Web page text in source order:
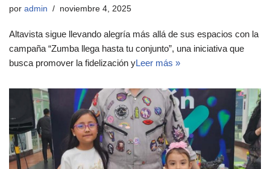
por admin noviembre 4, 2025
Altavista sigue llevando alegría más allá de sus espacios con la
campaña “Zumba llega hasta tu conjunto”, una iniciativa que
busca promover la fidelización yLeer más »